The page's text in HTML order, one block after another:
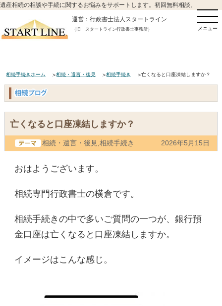
遺産相続の相談や手続に関するお悩みをサポートします。初回無料相談。
運営：行政書士法人スタートライン
（旧：スタートライン行政書士事務所） メニュー
相続手続きホーム 相続・遺言・後見 相続手続き 亡くなると口座凍結しますか？
亡くなると口座凍結しますか？
相続・遺言・後見,相続手続き 2026年5月15日
おはようございます。
相続専門行政書士の横倉です。
相続手続きの中で多いご質問の一つが、銀行預
金口座は亡くなると口座凍結しますか。
イメージはこんな感じ。